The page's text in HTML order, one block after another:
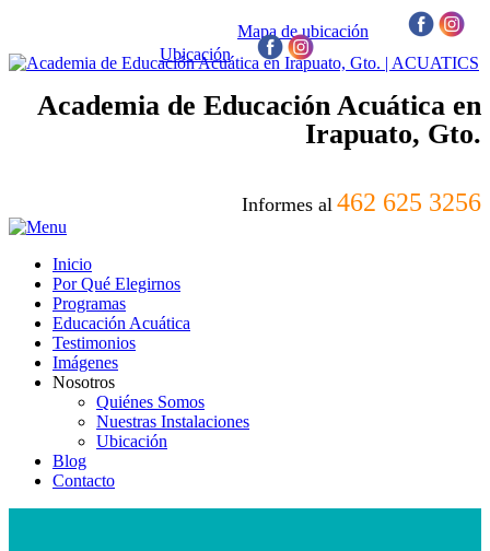
Mapa de ubicación
Ubicación /
Academia de Educación Acuática en
Irapuato, Gto.
Informes al 462 625 3256
Inicio
Por Qué Elegirnos
Programas
Educación Acuática
Testimonios
Imágenes
Nosotros
Quiénes Somos
Nuestras Instalaciones
Ubicación
Blog
Contacto